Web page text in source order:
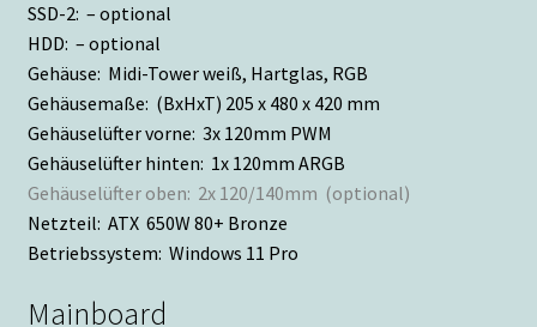
SSD-2: – optional
HDD: – optional
Gehäuse: Midi-Tower weiß, Hartglas, RGB
Gehäusemaße: (BxHxT) 205 x 480 x 420 mm
Gehäuselüfter vorne: 3x 120mm PWM
Gehäuselüfter hinten: 1x 120mm ARGB
Gehäuselüfter oben: 2x 120/140mm (optional)
Netzteil: ATX 650W 80+ Bronze
Betriebssystem: Windows 11 Pro
Mainboard